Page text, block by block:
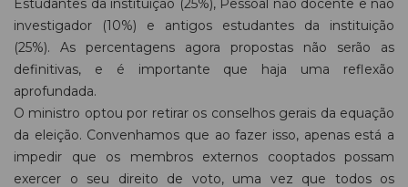
Estudantes da instituição (25%), Pessoal não docente e não
investigador (10%) e antigos estudantes da instituição
(25%). As percentagens agora propostas não serão as
definitivas, e é importante que haja uma reflexão
aprofundada.
O ministro optou por retirar os conselhos gerais da equação
da eleição. Convenhamos que ao fazer isso, apenas está a
impedir que os membros externos cooptados possam
exercer o seu direito de voto, uma vez que todos os